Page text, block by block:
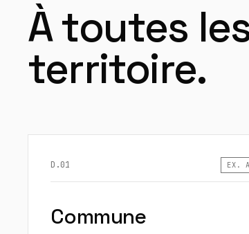
À toutes
territoire.
D.01 EX.
Commune